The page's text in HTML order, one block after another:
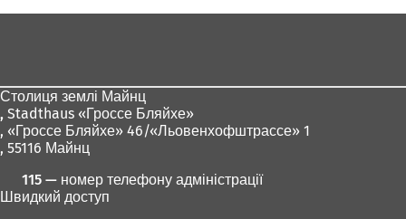
Столиця землі Майнц
, Stadthaus «Гроссе Бляйхе»
, «Гроссе Бляйхе» 46/«Льовенхофштрассе» 1
, 55116 Майнц
115 — номер телефону адміністрації
Швидкий доступ